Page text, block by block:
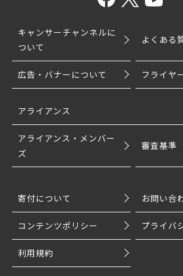
キャンサーチャンネルに
ついて
よくある
広告・バナーについて フライヤ
アライアンス
アライアンス・メンバー
ズ
審査基準
寄付について お問い合
コンテンツポリシー プライバ
利用規約